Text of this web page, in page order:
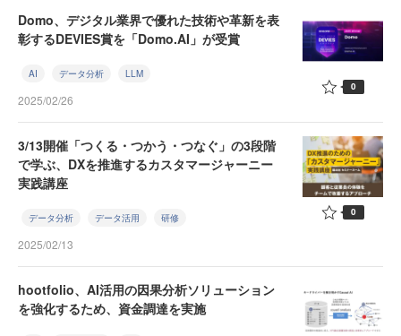
Domo、デジタル業界で優れた技術や革新を表
彰するDEVIES賞を「Domo.AI」が受賞
AI データ分析 LLM
2025/02/26
0
3/13開催「つくる・つかう・つなぐ」の3段階
で学ぶ、DXを推進するカスタマージャーニー
実践講座
データ分析 データ活用 研修
2025/02/13
0
hootfolio、AI活用の因果分析ソリューション
を強化するため、資金調達を実施